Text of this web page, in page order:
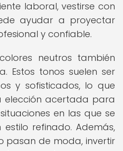
laboral, vestirse con
ayudar a proyectar
y confiable.
neutros también
Estos tonos suelen ser
y sofisticados, lo que
elección acertada para
en las que se
refinado. Además,
pasan de moda, invertir